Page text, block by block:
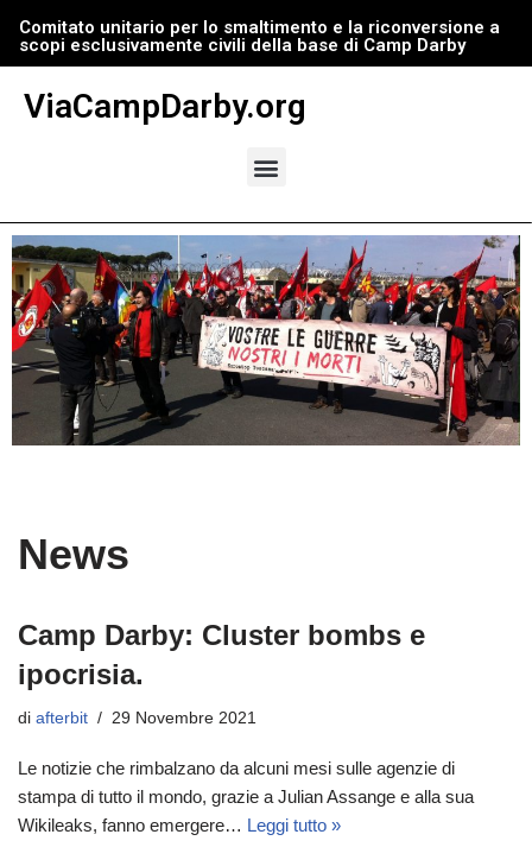
Vai
al
contenuto
Comitato unitario per lo smaltimento e la riconversione a
scopi esclusivamente civili della base di Camp Darby
ViaCampDarby.org
News
Camp Darby: Cluster bombs e
ipocrisia.
di afterbit 29 Novembre 2021
Le notizie che rimbalzano da alcuni mesi sulle agenzie di
stampa di tutto il mondo, grazie a Julian Assange e alla sua
Wikileaks, fanno emergere… Leggi tutto »